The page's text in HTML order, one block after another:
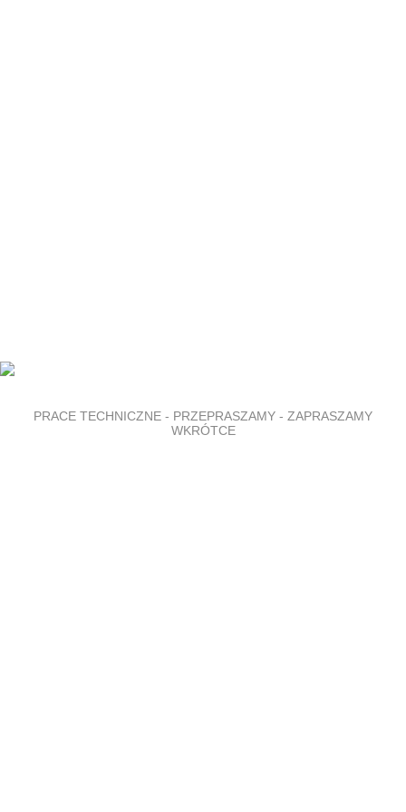
PRACE TECHNICZNE - PRZEPRASZAMY - ZAPRASZAMY
WKRÓTCE